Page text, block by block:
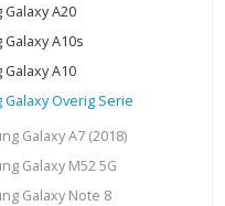
A20
A10s
A10
Galaxy Overig Serie
Galaxy A7 (2018)
Galaxy M52 5G
Galaxy Note 8